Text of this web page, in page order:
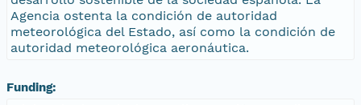
Agencia ostenta la condición de autoridad
meteorológica del Estado, así como la condición de
autoridad meteorológica aeronáutica.
Funding: